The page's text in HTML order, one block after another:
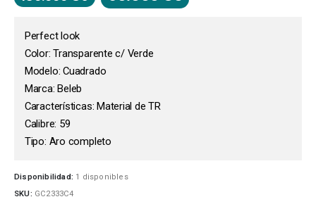
Perfect look
Color: Transparente c/ Verde
Modelo: Cuadrado
Marca: Beleb
Características: Material de TR
Calibre: 59
Tipo: Aro completo
Disponibilidad: 1 disponibles
SKU: GC2333C4